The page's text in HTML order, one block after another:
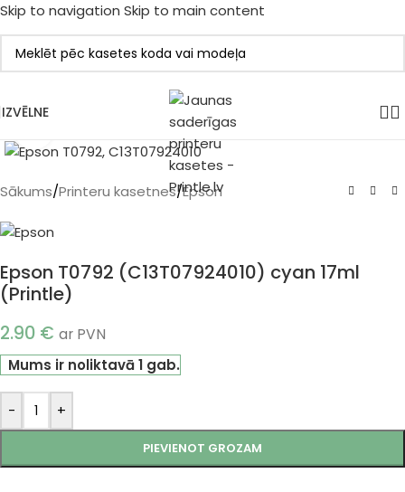
Skip to navigation Skip to main content
IZVĒLNE
Klikšķiniet, lai palielinātu
Sākums/Printeru kasetnes/Epson
Epson T0792 (C13T07924010) cyan 17ml
(Printle)
2.90 € ar PVN
Mums ir noliktavā 1 gab.
- +
PIEVIENOT GROZAM